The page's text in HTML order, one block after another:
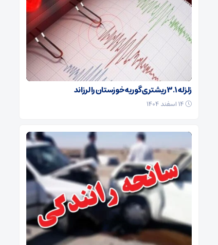
زلزله ۳.۱ ریشتری گوریه خوزستان را لرزاند